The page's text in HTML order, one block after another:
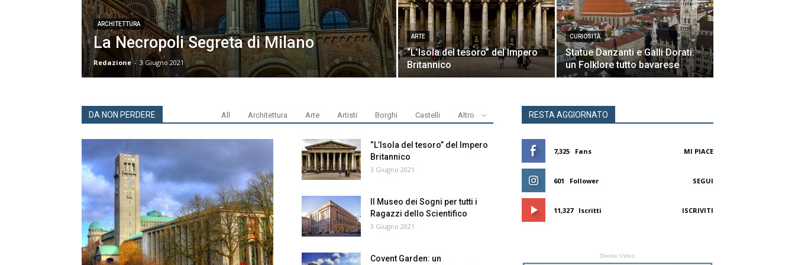
ARCHITETTURA
La Necropoli Segreta di Milano
Redazione - 3 Giugno 2021
ARTE
“L’Isola del tesoro” del Impero
Britannico
CURIOSITÀ
Statue Danzanti e Galli Dorati:
un Folklore tutto bavarese
DA NON PERDERE All Architettura Arte Artisti Borghi Castelli Altro
“L’Isola del tesoro” del Impero
Britannico
3 Giugno 2021
Il Museo dei Sogni per tutti i
Ragazzi dello Scientifico
3 Giugno 2021
Covent Garden: un
RESTA AGGIORNATO
7,325 Fans MI PIACE
601 Follower SEGUI
11,327 Iscritti ISCRIVITI
Dirette Video